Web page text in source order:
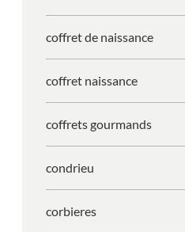
coffret de naissance
coffret naissance
coffrets gourmands
condrieu
corbieres